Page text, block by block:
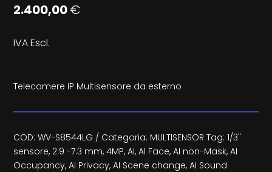
2.400,00€
IVA Escl.
Telecamere IP Multisensore da esterno
COD: WV-S8544LG Categoria: MULTISENSOR Tag: 1/3"
sensore, 2.9 -7.3 mm,4MP,AI,AI Face,AI non-Mask,AI
Occupancy,AI Privacy,AI Scene change,AI Sound